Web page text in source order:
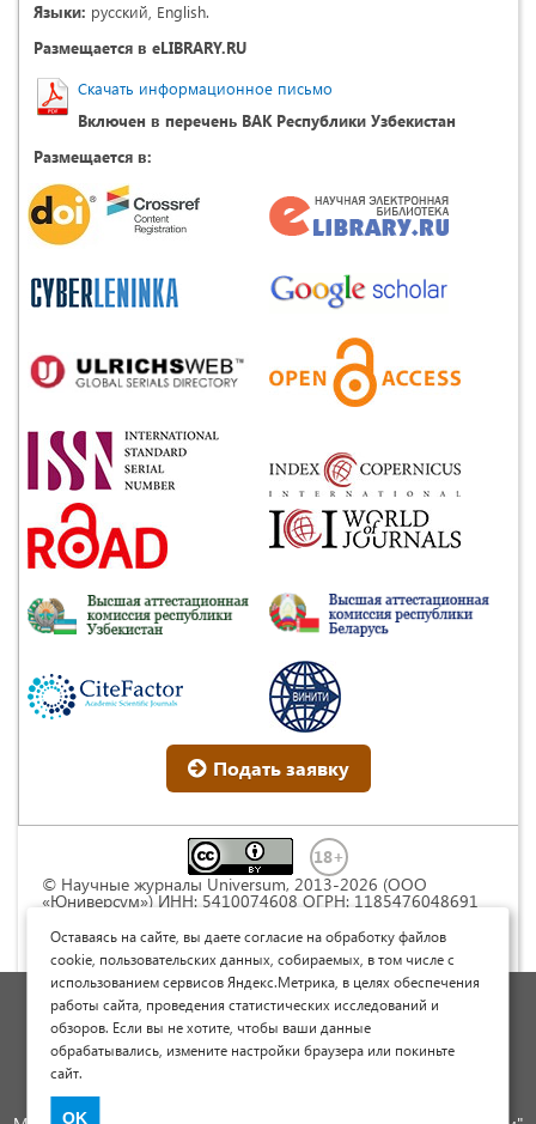
Языки: русский, English.
Размещается в eLIBRARY.RU
Скачать информационное письмо
Включен в перечень ВАК Республики Узбекистан
Размещается в:
Подать заявку
© Научные журналы Universum, 2013-2026 (ООО
«Юниверсум») ИНН: 5410074608 ОГРН: 1185476048691
Commons « Attribution» («Атрибуция») 4.0
Непортированная
Политика обработки персональных данных
Договор оферты
Опубликовать научную статью
Оставаясь на сайте, вы даете согласие на обработку файлов
cookie, пользовательских данных, собираемых, в том числе с
использованием сервисов Яндекс.Метрика, в целях обеспечения
работы сайта, проведения статистических исследований и
обзоров. Если вы не хотите, чтобы ваши данные
обрабатывались, измените настройки браузера или покиньте
сайт.
OK